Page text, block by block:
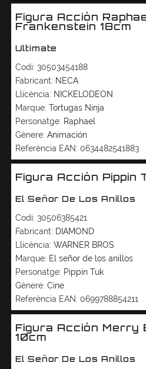
Figura Acción
Frankenstein 18cm
Ultimate
Codi: 30503454188
Fabricant: NECA
Llicència: NICKELODEON
Marque: Tortugas Ninja
Personatge: Raphael
Gènere: Animación
Referència EAN: 0634482541883
Figura Acción Pippin
El Señor De Los Anillos
Codi: 30506385421
Fabricant: DIAMOND
Llicència: WARNER BROS
Marque: El señor de los anillos
Personatge: Pippin Tuk
Gènere: Cine
Referència EAN: 0699788854211
Figura Acción Merry
10cm
El Señor De Los Anillos